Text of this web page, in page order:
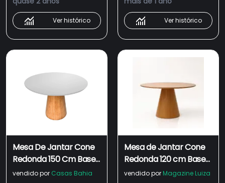
Ver histórico Ver histórico
Mesa De Jantar Cone
Redonda 150 Cm Base
Madeira Freijó Tampo
vendido por Casas Bahia
Mesa de Jantar Cone
Redonda 120 cm Base
Madeira Freijó Tampo
vendido por Magazine Luiza